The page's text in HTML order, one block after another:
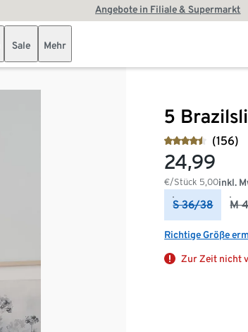
Angebote in Filiale & Supermarkt
Sale Mehr
5
(156)
24,99
€/Stück 5,00inkl.
S 36/38 M
Richtige Größe
Zur Zeit nicht